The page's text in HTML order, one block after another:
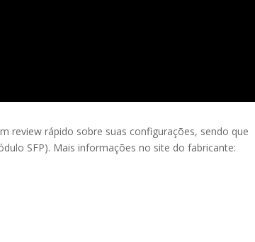
review rápido sobre suas configurações, sendo que
SFP). Mais informações no site do fabricante: